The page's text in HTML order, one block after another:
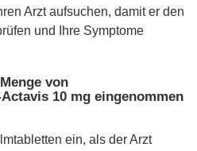
Arzt aufsuchen, damit er den
und Ihre Symptome
von
10 mg eingenommen
ein, als der Arzt